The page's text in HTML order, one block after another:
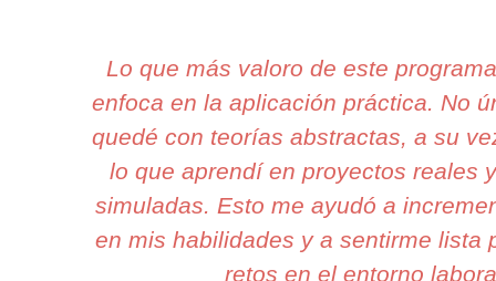
Lo que más valoro de este
enfoca en la aplicación práctica. No
quedé con teorías abstractas, a su
lo que aprendí en proyectos reales
simuladas. Esto me ayudó a
en mis habilidades y a sentirme lista
retos en el entorno